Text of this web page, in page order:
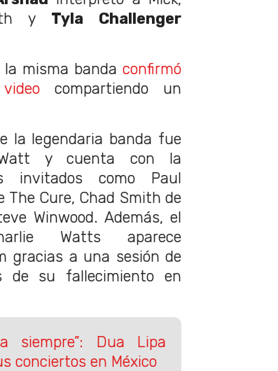
y Tyla Challenger
la misma banda confirmó
compartiendo un
la legendaria banda fue
y cuenta con la
invitados como Paul
The Cure, Chad Smith de
Winwood. Además, el
Watts aparece
gracias a una sesión de
de su fallecimiento en
siempre”: Dua Lipa
conciertos en México